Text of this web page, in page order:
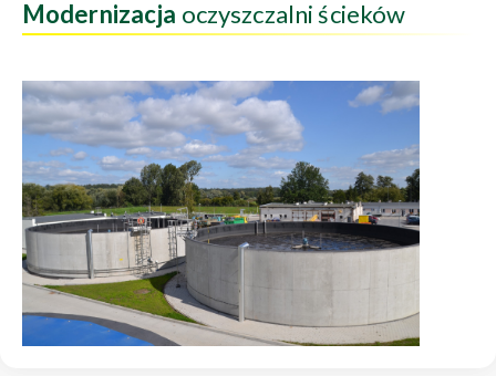
Modernizacja oczyszczalni ścieków